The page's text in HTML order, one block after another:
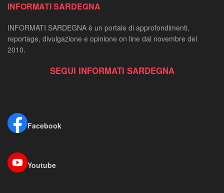
INFORMATI SARDEGNA
INFORMATI SARDEGNA è un portale di approfondimenti,
reportage, divulgazione e opinione on line dal novembre del
2010.
SEGUI INFORMATI SARDEGNA
Facebook
Youtube